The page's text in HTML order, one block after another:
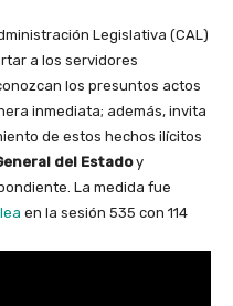
Legislativa (CAL)
a los servidores
los presuntos actos
inmediata; además, invita
de estos hechos ilícitos
del Estadoy
La medida fue
en la sesión 535 con 114